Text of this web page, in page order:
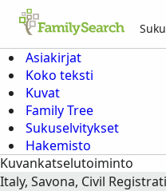
Asiakirjat
Koko teksti
Kuvat
Family Tree
Sukuselvitykset
Hakemisto
Kuvankatselutoiminto
Italy, Savona, Civil